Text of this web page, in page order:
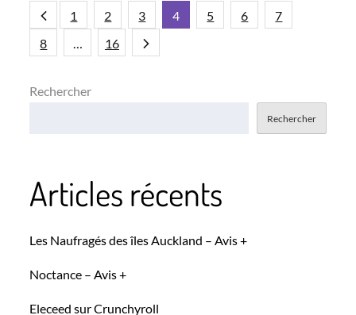
Pagination
des
1 2 3 4 5 6
7
8
… 16
Rechercher
Rechercher
Articles récents
Les Naufragés des îles Auckland – Avis +
Noctance – Avis +
Eleceed sur Crunchyroll